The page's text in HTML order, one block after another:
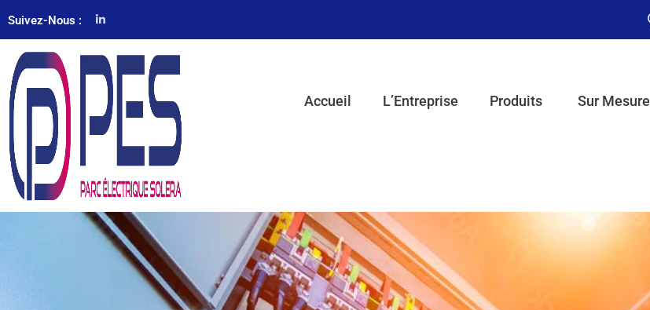
Suivez-Nous :
Accueil L’Entreprise Produits Sur Mesure